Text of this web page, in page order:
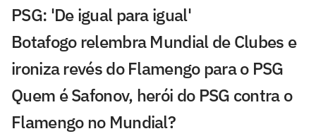
PSG: 'De igual para igual'
Botafogo relembra Mundial de Clubes e
ironiza revés do Flamengo para o PSG
Quem é Safonov, herói do PSG contra o
Flamengo no Mundial?